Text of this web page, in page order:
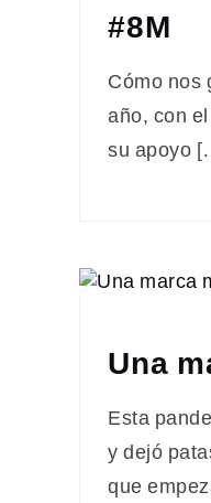
#8M
Cómo nos
año, con
su apoyo
Una
Esta
y dejó
que